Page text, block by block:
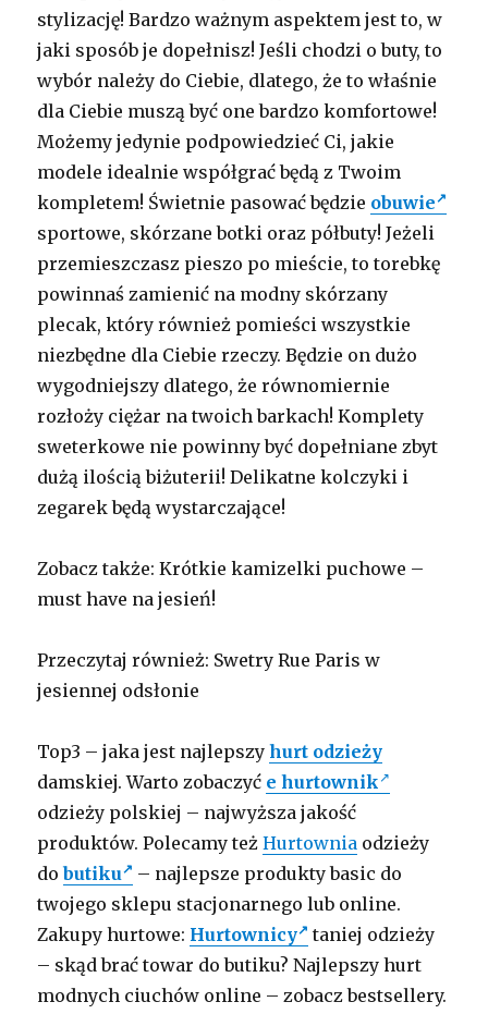
stylizację! Bardzo ważnym aspektem jest to, w
jaki sposób je dopełnisz! Jeśli chodzi o buty, to
wybór należy do Ciebie, dlatego, że to właśnie
dla Ciebie muszą być one bardzo komfortowe!
Możemy jedynie podpowiedzieć Ci, jakie
modele idealnie współgrać będą z Twoim
kompletem! Świetnie pasować będzie obuwie
sportowe, skórzane botki oraz półbuty! Jeżeli
przemieszczasz pieszo po mieście, to torebkę
powinnaś zamienić na modny skórzany
plecak, który również pomieści wszystkie
niezbędne dla Ciebie rzeczy. Będzie on dużo
wygodniejszy dlatego, że równomiernie
rozłoży ciężar na twoich barkach! Komplety
sweterkowe nie powinny być dopełniane zbyt
dużą ilością biżuterii! Delikatne kolczyki i
zegarek będą wystarczające!
Zobacz także: Krótkie kamizelki puchowe –
must have na jesień!
Przeczytaj również: Swetry Rue Paris w
jesiennej odsłonie
Top3 – jaka jest najlepszyhurt odzieży
damskiej. Warto zobaczyć e hurtownik
odzieży polskiej – najwyższa jakość
produktów. Polecamy teżHurtownia odzieży
dobutiku
– najlepsze produkty basic do
twojego sklepu stacjonarnego lub online.
Zakupy hurtowe: Hurtownicy
taniej odzieży
– skąd brać towar do butiku? Najlepszy hurt
modnych ciuchów online – zobacz bestsellery.